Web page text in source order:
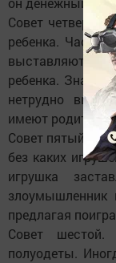
Совет
ребенка. Часто
выставляют в
ребенка. Зная
нетрудно
имеют родители.
Совет пятый. Не
без каких
игрушка
злоумышленник
предлагая
Совет
полуодеты.